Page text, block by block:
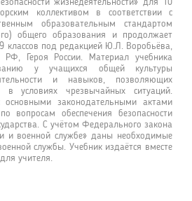
коллективом в соответствии с
образовательным стандартом
общего образования и продолжает
классов под редакцией Ю.Л. Воробьёва,
РФ, Героя России. Материал учебника
у учащихся общей культуры
и навыков, позволяющих
в условиях чрезвычайных ситуаций.
основными законодательными актами
вопросам обеспечения безопасности
С учётом Федерального закона
и военной службе» даны необходимые
службы. Учебник издаётся вместе
учителя.